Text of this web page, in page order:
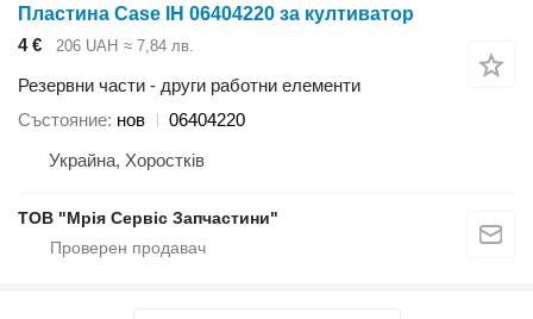
Пластина Case IH 06404220 за култиватор
4 €
206 UAH ≈ 7,84 лв.
Резервни части - други работни елементи
Състояние нов
06404220
Украйна, Хоростків
ТОВ "Мрія Сервіс Запчастини"